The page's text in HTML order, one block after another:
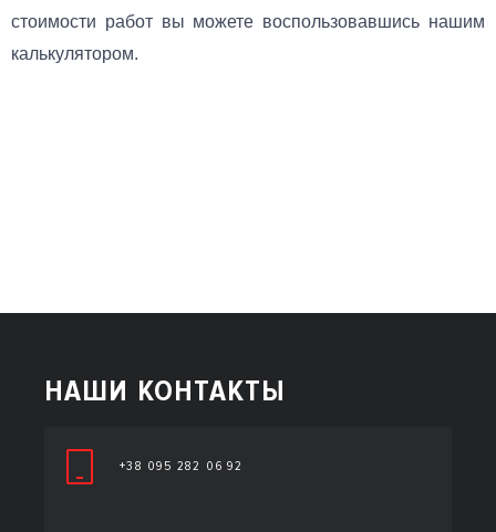
стоимости работ вы можете воспользовавшись нашим
калькулятором.
НАШИ КОНТАКТЫ
+38 095 282 06 92